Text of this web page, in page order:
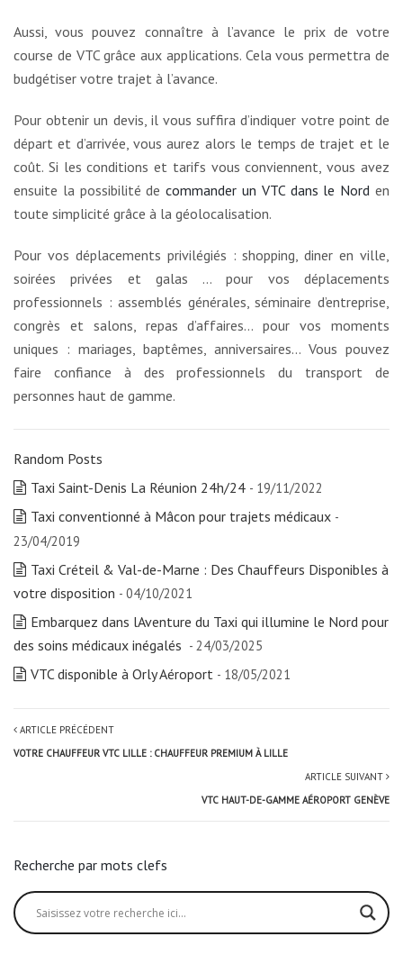
Aussi, vous pouvez connaître à l’avance le prix de votre
course de VTC grâce aux applications. Cela vous permettra de
budgétiser votre trajet à l’avance.
Pour obtenir un devis, il vous suffira d’indiquer votre point de
départ et d’arrivée, vous aurez alors le temps de trajet et le
coût. Si les conditions et tarifs vous conviennent, vous avez
ensuite la possibilité decommander un VTC dans le Nord en
toute simplicité grâce à la géolocalisation.
Pour vos déplacements privilégiés : shopping, diner en ville,
soirées privées et galas … pour vos déplacements
professionnels : assemblés générales, séminaire d’entreprise,
congrès et salons, repas d’affaires… pour vos moments
uniques : mariages, baptêmes, anniversaires… Vous pouvez
faire confiance à des professionnels du transport de
personnes haut de gamme.
Random Posts
Taxi Saint-Denis La Réunion 24h/24 - 19/11/2022
Taxi conventionné à Mâcon pour trajets médicaux -
23/04/2019
Taxi Créteil & Val-de-Marne : Des Chauffeurs Disponibles à
votre disposition - 04/10/2021
Embarquez dans lAventure du Taxi qui illumine le Nord pour
des soins médicaux inégalés - 24/03/2025
VTC disponible à Orly Aéroport - 18/05/2021
ARTICLE PRÉCÉDENT
VOTRE CHAUFFEUR VTC LILLE : CHAUFFEUR PREMIUM À LILLE
ARTICLE SUIVANT
VTC HAUT-DE-GAMME AÉROPORT GENÈVE
Recherche par mots clefs